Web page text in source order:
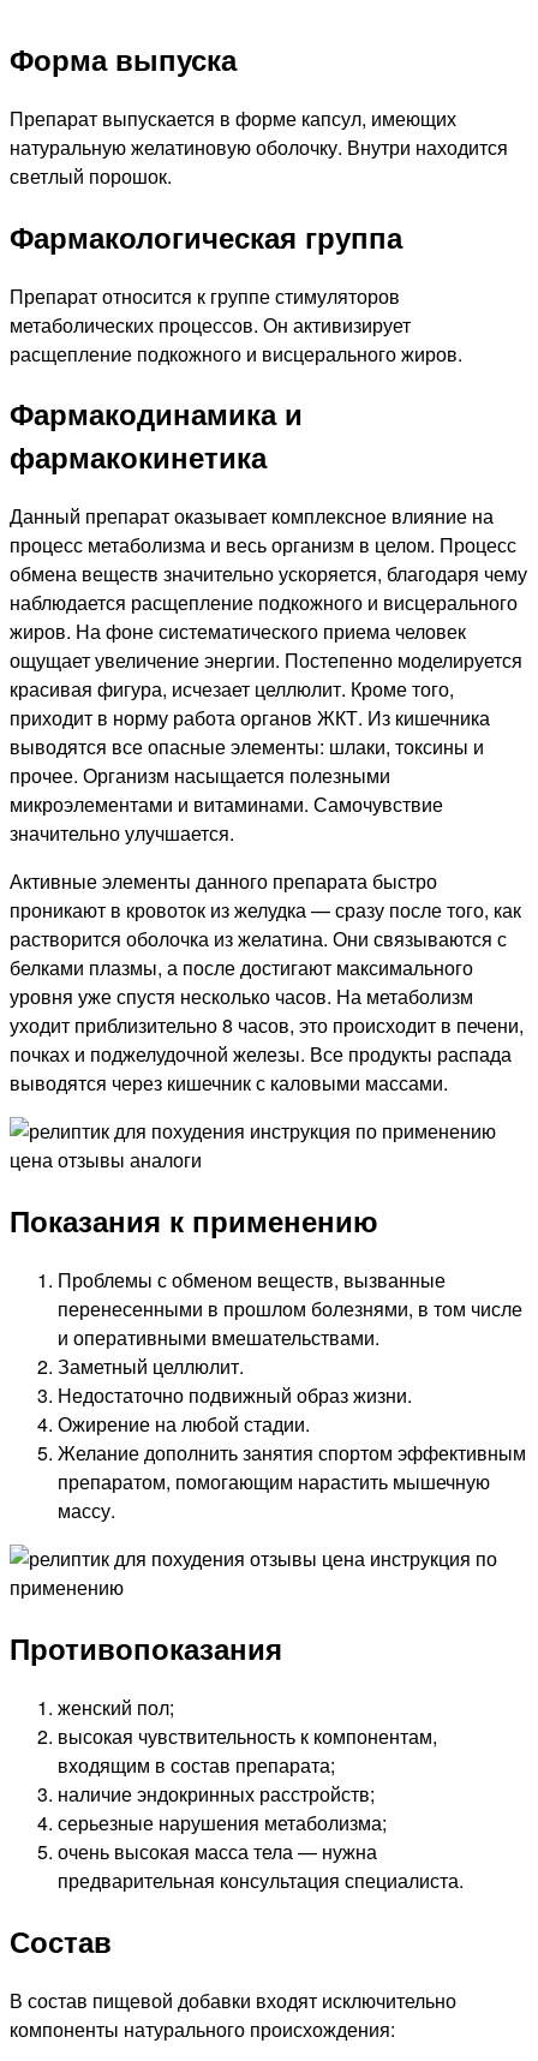
Форма выпуска
Препарат выпускается в форме капсул, имеющих
натуральную желатиновую оболочку. Внутри находится
светлый порошок.
Фармакологическая группа
Препарат относится к группе стимуляторов
метаболических процессов. Он активизирует
расщепление подкожного и висцерального жиров.
Фармакодинамика и
фармакокинетика
Данный препарат оказывает комплексное влияние на
процесс метаболизма и весь организм в целом. Процесс
обмена веществ значительно ускоряется, благодаря чему
наблюдается расщепление подкожного и висцерального
жиров. На фоне систематического приема человек
ощущает увеличение энергии. Постепенно моделируется
красивая фигура, исчезает целлюлит. Кроме того,
приходит в норму работа органов ЖКТ. Из кишечника
выводятся все опасные элементы: шлаки, токсины и
прочее. Организм насыщается полезными
микроэлементами и витаминами. Самочувствие
значительно улучшается.
Активные элементы данного препарата быстро
проникают в кровоток из желудка — сразу после того, как
растворится оболочка из желатина. Они связываются с
белками плазмы, а после достигают максимального
уровня уже спустя несколько часов. На метаболизм
уходит приблизительно 8 часов, это происходит в печени,
почках и поджелудочной железы. Все продукты распада
выводятся через кишечник с каловыми массами.
Показания к применению
Проблемы с обменом веществ, вызванные
перенесенными в прошлом болезнями, в том числе
и оперативными вмешательствами.
Заметный целлюлит.
Недостаточно подвижный образ жизни.
Ожирение на любой стадии.
Желание дополнить занятия спортом эффективным
препаратом, помогающим нарастить мышечную
массу.
Противопоказания
женский пол;
высокая чувствительность к компонентам,
входящим в состав препарата;
наличие эндокринных расстройств;
серьезные нарушения метаболизма;
очень высокая масса тела — нужна
предварительная консультация специалиста.
Состав
В состав пищевой добавки входят исключительно
компоненты натурального происхождения: